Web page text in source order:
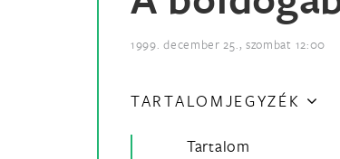
1999. december 25., szombat 12:00
TARTALOMJEGYZÉK
Tartalom